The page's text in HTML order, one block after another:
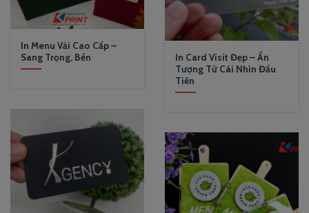
In Menu Vải Cao Cấp –
Sang Trọng, Bền
In Card Visit Đẹp – Ấn
Tượng Từ Cái Nhìn Đầu
Tiên